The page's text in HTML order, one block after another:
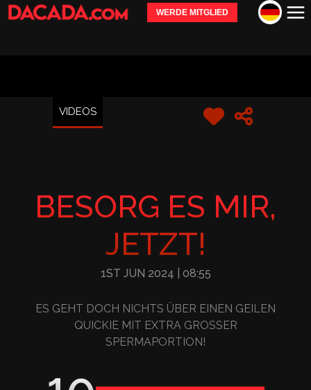
WERDE MITGLIED
VIDEOS
BESORG ES MIR,
JETZT!
1ST JUN 2024 | 08:55
ES GEHT DOCH NICHTS ÜBER EINEN GEILEN
QUICKIE MIT EXTRA GROSSER S
PERMAPORTION!